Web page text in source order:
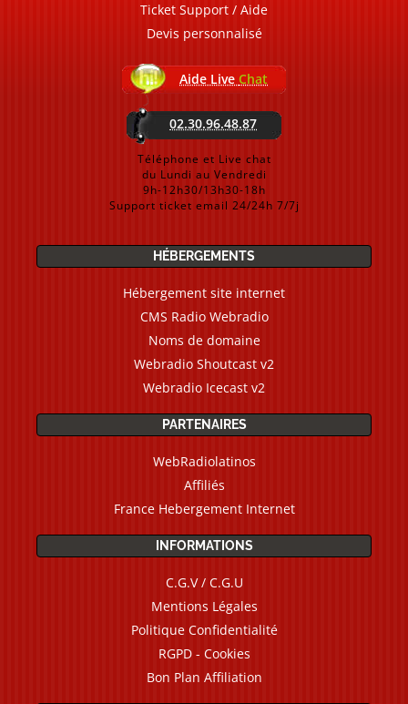
Ticket Support / Aide
Devis personnalisé
Aide Live Chat
02.30.96.48.87
Téléphone et Live chat
du Lundi au Vendredi
9h-12h30/13h30-18h
Support ticket email 24/24h 7/7j
HÉBERGEMENTS
Hébergement site internet
CMS Radio Webradio
Noms de domaine
Webradio Shoutcast v2
Webradio Icecast v2
PARTENAIRES
WebRadiolatinos
Affiliés
France Hebergement Internet
INFORMATIONS
C.G.V / C.G.U
Mentions Légales
Politique Confidentialité
RGPD - Cookies
Bon Plan Affiliation